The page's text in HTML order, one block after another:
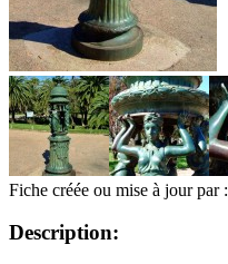
Fiche créée ou mise à jour par :
Description: